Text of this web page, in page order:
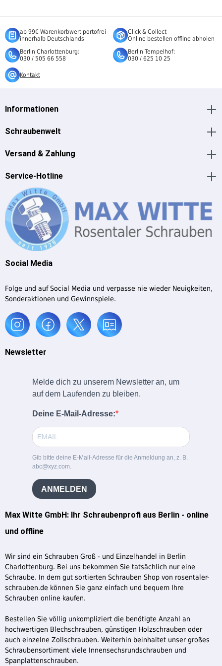
ab 99€ Warenkorbwert portofrei
innerhalb Deutschlands
Click & Collect
Online bestellen offline abholen
Berlin Charlottenburg:
030 / 505 66 558
Berlin Tempelhof:
030 / 625 10 25
Kontakt
Informationen
Schraubenwelt
Versand & Zahlung
Service-Hotline
Max Witte GmbH: Ihr Schraubenprofi aus Berlin - online
und offline
Wir sind ein Schrauben Groß - und Einzelhandel in Berlin
Charlottenburg. Bei uns bekommen Sie tatsächlich nur eine
Schraube. In dem gut sortierten Schrauben Shop von rosentaler-
schrauben.de können Sie ganz einfach und bequem Ihre
Schrauben online kaufen.
Bestellen Sie völlig unkompliziert die benötigte Anzahl an
hochwertigen Blechschrauben, günstigen Holzschrauben oder
auch einzelne Zollschrauben. Weiterhin beinhaltet unser großes
Schraubensortiment viele Innensechsrundschrauben und
Spanplattenschrauben.
Social Media
Folge und auf Social Media und verpasse nie wieder Neuigkeiten,
Sonderaktionen und Gewinnspiele.
Newsletter
Melde dich zu unserem Newsletter an, um
auf dem Laufenden zu bleiben.
Deine E-Mail-Adresse:
Gib bitte deine E-Mail-Adresse für die Anmeldung an, z. B.
abc@xyz.com.
ANMELDEN